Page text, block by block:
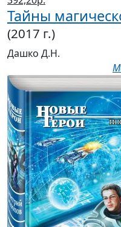
Тайны
(2017 г.)
Дашко Д.Н.